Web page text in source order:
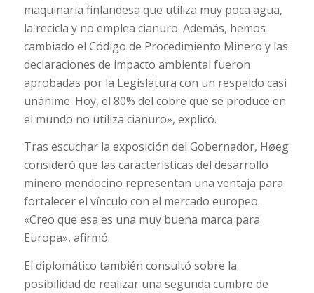
maquinaria finlandesa que utiliza muy poca agua,
la recicla y no emplea cianuro. Además, hemos
cambiado el Código de Procedimiento Minero y las
declaraciones de impacto ambiental fueron
aprobadas por la Legislatura con un respaldo casi
unánime. Hoy, el 80% del cobre que se produce en
el mundo no utiliza cianuro», explicó.
Tras escuchar la exposición del Gobernador, Høeg
consideró que las características del desarrollo
minero mendocino representan una ventaja para
fortalecer el vínculo con el mercado europeo.
«Creo que esa es una muy buena marca para
Europa», afirmó.
El diplomático también consultó sobre la
posibilidad de realizar una segunda cumbre de